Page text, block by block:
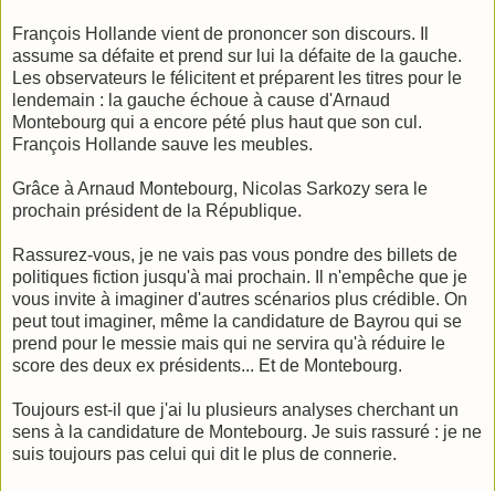
François Hollande vient de prononcer son discours. Il
assume sa défaite et prend sur lui la défaite de la gauche.
Les observateurs le félicitent et préparent les titres pour le
lendemain : la gauche échoue à cause d'Arnaud
Montebourg qui a encore pété plus haut que son cul.
François Hollande sauve les meubles.
Grâce à Arnaud Montebourg, Nicolas Sarkozy sera le
prochain président de la République.
Rassurez-vous, je ne vais pas vous pondre des billets de
politiques fiction jusqu'à mai prochain. Il n'empêche que je
vous invite à imaginer d'autres scénarios plus crédible. On
peut tout imaginer, même la candidature de Bayrou qui se
prend pour le messie mais qui ne servira qu'à réduire le
score des deux ex présidents... Et de Montebourg.
Toujours est-il que j'ai lu plusieurs analyses cherchant un
sens à la candidature de Montebourg. Je suis rassuré : je ne
suis toujours pas celui qui dit le plus de connerie.